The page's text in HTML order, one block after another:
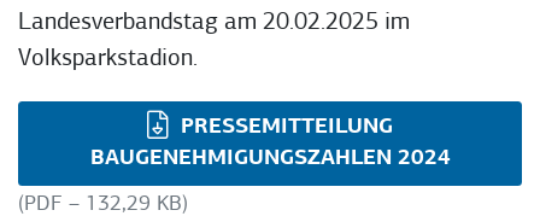
Landesverbandstag am 20.02.2025 im
Volksparkstadion.
PRESSEMITTEILUNG
BAUGENEHMIGUNGSZAHLEN 2024
(PDF – 132,29 KB)